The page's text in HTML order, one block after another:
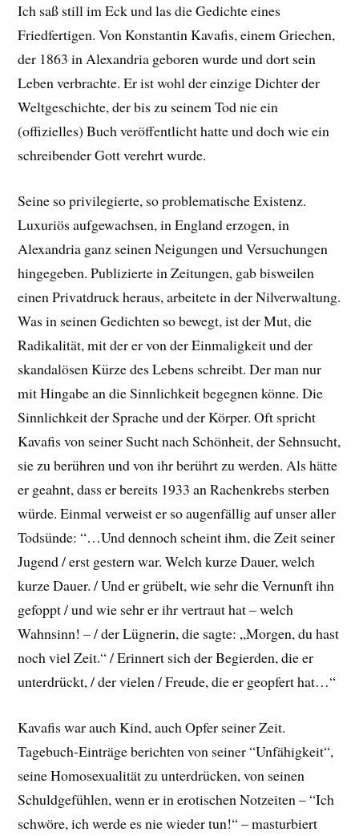
Ich saß still im Eck und las die Gedichte eines
Friedfertigen. Von Konstantin Kavafis, einem Griechen,
der 1863 in Alexandria geboren wurde und dort sein
Leben verbrachte. Er ist wohl der einzige Dichter der
Weltgeschichte, der bis zu seinem Tod nie ein
(offizielles) Buch veröffentlicht hatte und doch wie ein
schreibender Gott verehrt wurde.
Seine so privilegierte, so problematische Existenz.
Luxuriös aufgewachsen, in England erzogen, in
Alexandria ganz seinen Neigungen und Versuchungen
hingegeben. Publizierte in Zeitungen, gab bisweilen
einen Privatdruck heraus, arbeitete in der Nilverwaltung.
Was in seinen Gedichten so bewegt, ist der Mut, die
Radikalität, mit der er von der Einmaligkeit und der
skandalösen Kürze des Lebens schreibt. Der man nur
mit Hingabe an die Sinnlichkeit begegnen könne. Die
Sinnlichkeit der Sprache und der Körper. Oft spricht
Kavafis von seiner Sucht nach Schönheit, der Sehnsucht,
sie zu berühren und von ihr berührt zu werden. Als hätte
er geahnt, dass er bereits 1933 an Rachenkrebs sterben
würde. Einmal verweist er so augenfällig auf unser aller
Todsünde: “…Und dennoch scheint ihm, die Zeit seiner
Jugend / erst gestern war. Welch kurze Dauer, welch
kurze Dauer. / Und er grübelt, wie sehr die Vernunft ihn
gefoppt / und wie sehr er ihr vertraut hat – welch
Wahnsinn! – / der Lügnerin, die sagte: „Morgen, du hast
noch viel Zeit.“ / Erinnert sich der Begierden, die er
unterdrückt, / der vielen / Freude, die er geopfert hat…“
Kavafis war auch Kind, auch Opfer seiner Zeit.
Tagebuch-Einträge berichten von seiner “Unfähigkeit“,
seine Homosexualität zu unterdrücken, von seinen
Schuldgefühlen, wenn er in erotischen Notzeiten – “Ich
schwöre, ich werde es nie wieder tun!“ – masturbiert